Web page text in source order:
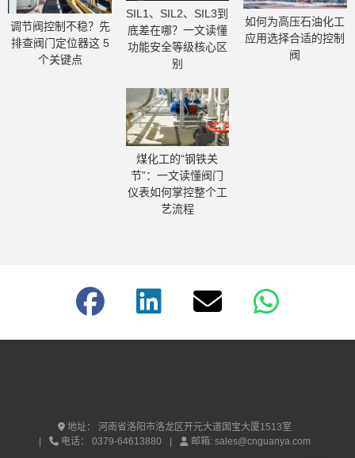
调节阀控制不稳？先
排查阀门定位器这 5
个关键点
SIL1、SIL2、SIL3到
底差在哪？一文读懂
功能安全等级核心区
别
如何为高压石油化工
应用选择合适的控制
阀
煤化工的“钢铁关
节”：一文读懂阀门
仪表如何掌控整个工
艺流程
地址：
河南省洛阳市洛龙区开元大道国宝大厦1513室
电话：
0379-64613880 邮箱: sales@cnguanya.com